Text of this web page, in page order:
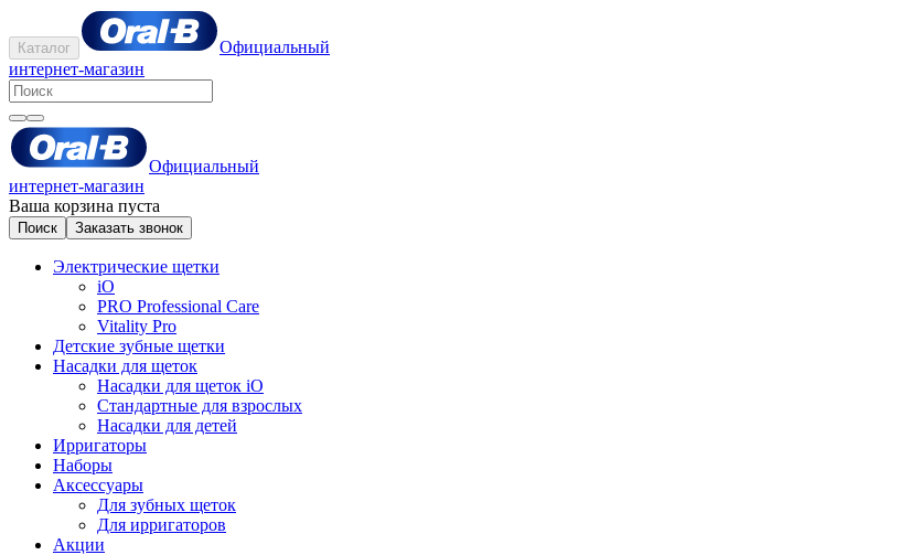
Каталог
Официальный
интернет-магазин
Официальный
интернет-магазин
Ваша корзина пуста
Поиск Заказать звонок
Электрические щетки
iO
PRO Professional Care
Vitality Pro
Детские зубные щетки
Насадки для щеток
Насадки для щеток iO
Стандартные для взрослых
Насадки для детей
Ирригаторы
Наборы
Аксессуары
Для зубных щеток
Для ирригаторов
Акции